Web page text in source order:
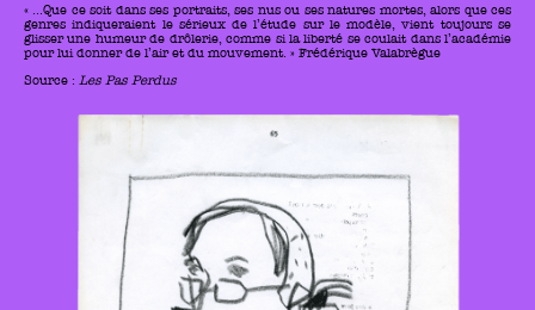
« …Que ce soit dans ses portraits, ses nus ou ses natures mortes, alors que ces
genres indiqueraient le sérieux de l’étude sur le modèle, vient toujours se
glisser une humeur de drôlerie, comme si la liberté se coulait dans l’académie
pour lui donner de l’air et du mouvement. » Frédérique Valabrègue
Source : Les Pas Perdus